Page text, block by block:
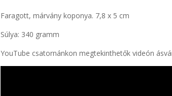
Faragott, márvány koponya. 7,8 x 5 cm
Súlya: 340 gramm
YouTube csatornánkon megtekinthetők videón